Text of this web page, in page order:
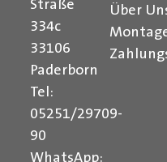
Formularbeginn
Straße
334c
33106
Paderborn
Tel:
05251/29709-
90
WhatsApp:
Über